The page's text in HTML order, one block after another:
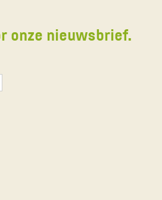
onze nieuwsbrief.